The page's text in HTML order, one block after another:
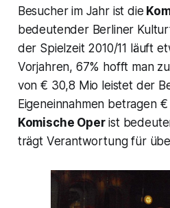
Besucher im Jahr ist die
bedeutender Berliner
der Spielzeit 2010/11 läuft
Vorjahren, 67% hofft man
von € 30,8 Mio leistet der
Eigeneinnahmen betragen €
Komische Operist
trägt Verantwortung für